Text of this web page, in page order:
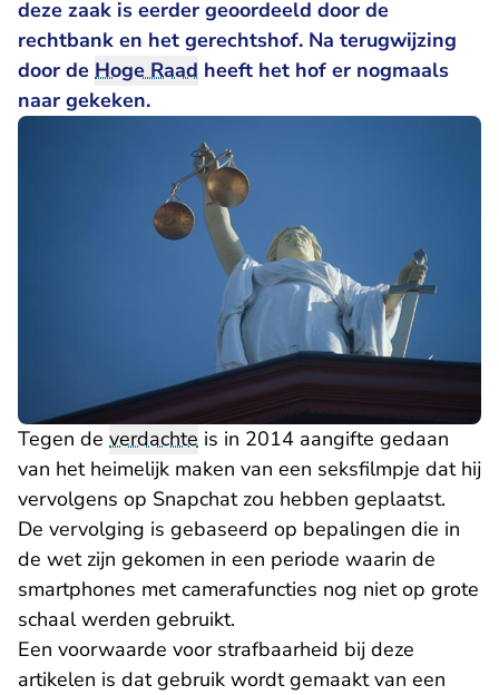
deze zaak is eerder geoordeeld door de
rechtbank en het gerechtshof. Na terugwijzing
door de Hoge Raad heeft het hof er nogmaals
naar gekeken.
Tegen de verdachte is in 2014 aangifte gedaan
van het heimelijk maken van een seksfilmpje dat hij
vervolgens op Snapchat zou hebben geplaatst.
De vervolging is gebaseerd op bepalingen die in
de wet zijn gekomen in een periode waarin de
smartphones met camerafuncties nog niet op grote
schaal werden gebruikt.
Een voorwaarde voor strafbaarheid bij deze
artikelen is dat gebruik wordt gemaakt van een